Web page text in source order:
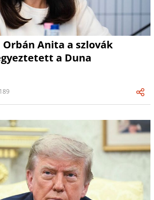
Anita a szlovák
a Duna
189